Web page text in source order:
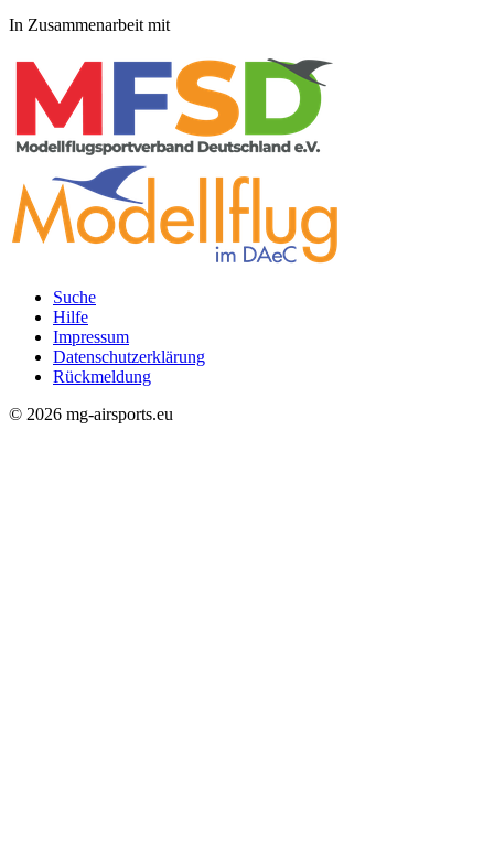
In Zusammenarbeit mit
Rechtliches
Suche
Hilfe
Impressum
Datenschutzerklärung
Rückmeldung
© 2026 mg-airsports.eu